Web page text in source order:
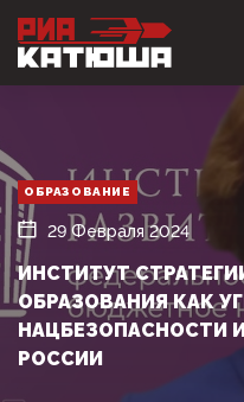
ОБРАЗОВАНИЕ
29 Февраля 2024
ИНСТИТУТ
ОБРАЗОВАНИЯ КАК
НАЦБЕЗОПАСНОСТИ
РОССИИ